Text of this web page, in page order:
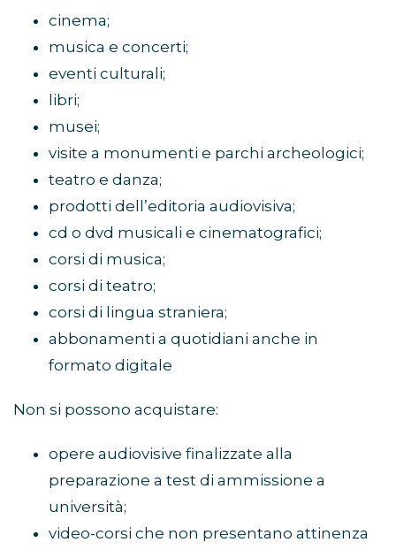
cinema;
musica e concerti;
eventi culturali;
libri;
musei;
visite a monumenti e parchi archeologici;
teatro e danza;
prodotti dell’editoria audiovisiva;
cd o dvd musicali e cinematografici;
corsi di musica;
corsi di teatro;
corsi di lingua straniera;
abbonamenti a quotidiani anche in
formato digitale
Non si possono acquistare:
opere audiovisive finalizzate alla
preparazione a test di ammissione a
università;
video-corsi che non presentano attinenza